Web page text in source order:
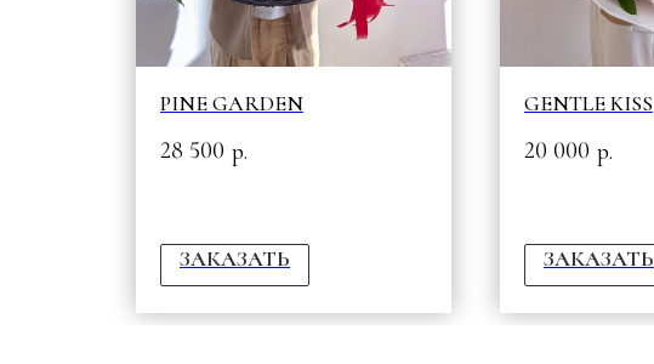
PINE GARDEN
28 500 р.
ЗАКАЗАТЬ
GENTLE KISS
20 000 р.
ЗАКАЗАТЬ